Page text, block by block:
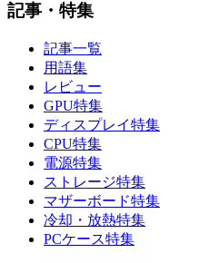
記事・特集
記事一覧
用語集
レビュー
GPU特集
ディスプレイ特集
CPU特集
電源特集
ストレージ特集
マザーボード特集
冷却・放熱特集
PCケース特集